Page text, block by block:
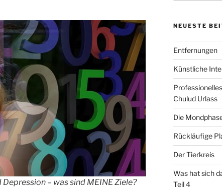
– was sind MEINE Ziele?
NEUESTE
Entfernungen
Künstliche
Chulud Urlass
Die
Rückläufige
Der Tierkreis
Was hat sich
Teil 4